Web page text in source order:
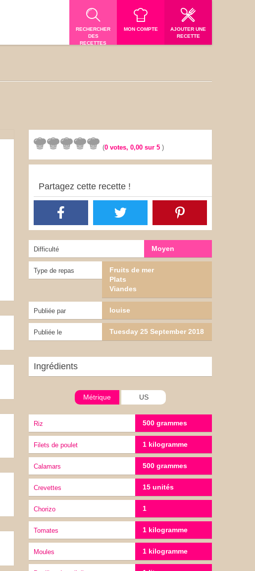
RECHERCHER
DES
RECETTES
MON COMPTE
AJOUTER UNE
RECETTE
(0 votes,0,00 sur 5)
Partagez cette recette !
Difficulté Moyen
Type de repas
Fruits de mer
Plats
Viandes
Publiée par louise
Publiée le Tuesday 25 September 2018
Ingrédients
Métrique US
riz 500 grammes
Filets de poulet 1 kilogramme
Calamars 500 grammes
Crevettes 15 unités
Chorizo 1
Tomates 1 kilogramme
moules 1 kilogramme